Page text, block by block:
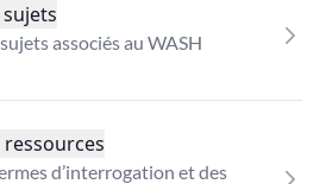
associés au WASH
d’interrogation et des